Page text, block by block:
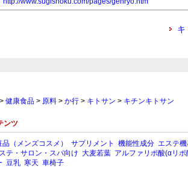
キ
> 健康食品 > 原料 > か行 > キトサン > キチンキトサン
ンツ
（メンズコスメ） サプリメント 機能性成分 エステ
テ・サロン・スパ向け 大麦若葉 アルファリポ酸(αリポ
豆乳 寒天 車椅子